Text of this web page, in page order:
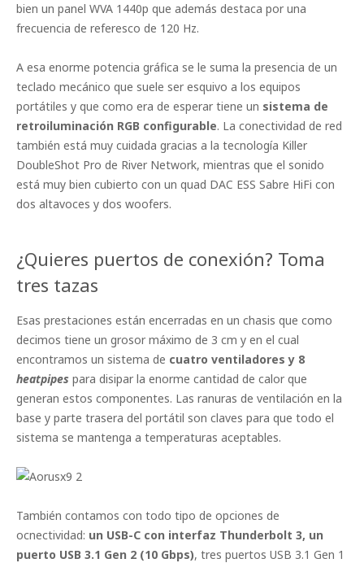
bien un panel WVA 1440p que además destaca por una
frecuencia de referesco de 120 Hz.
A esa enorme potencia gráfica se le suma la presencia de un
teclado mecánico que suele ser esquivo a los equipos
portátiles y que como era de esperar tiene un sistema de
retroiluminación RGB configurable. La conectividad de red
también está muy cuidada gracias a la tecnología Killer
DoubleShot Pro de River Network, mientras que el sonido
está muy bien cubierto con un quad DAC ESS Sabre HiFi con
dos altavoces y dos woofers.
¿Quieres puertos de conexión? Toma
tres tazas
Esas prestaciones están encerradas en un chasis que como
decimos tiene un grosor máximo de 3 cm y en el cual
encontramos un sistema de cuatro ventiladores y 8
heatpipes para disipar la enorme cantidad de calor que
generan estos componentes. Las ranuras de ventilación en la
base y parte trasera del portátil son claves para que todo el
sistema se mantenga a temperaturas aceptables.
También contamos con todo tipo de opciones de
ocnectividad: un USB-C con interfaz Thunderbolt 3, un
puerto USB 3.1 Gen 2 (10 Gbps), tres puertos USB 3.1 Gen 1